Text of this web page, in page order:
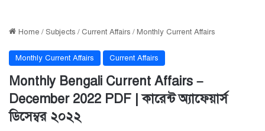
Home / Subjects / Current Affairs /Monthly Current Affairs
Monthly Current Affairs Current Affairs
Monthly Bengali Current Affairs –
December 2022 PDF | কারেন্ট অ্যাফেয়ার্স
ডিসেম্বর ২০২২